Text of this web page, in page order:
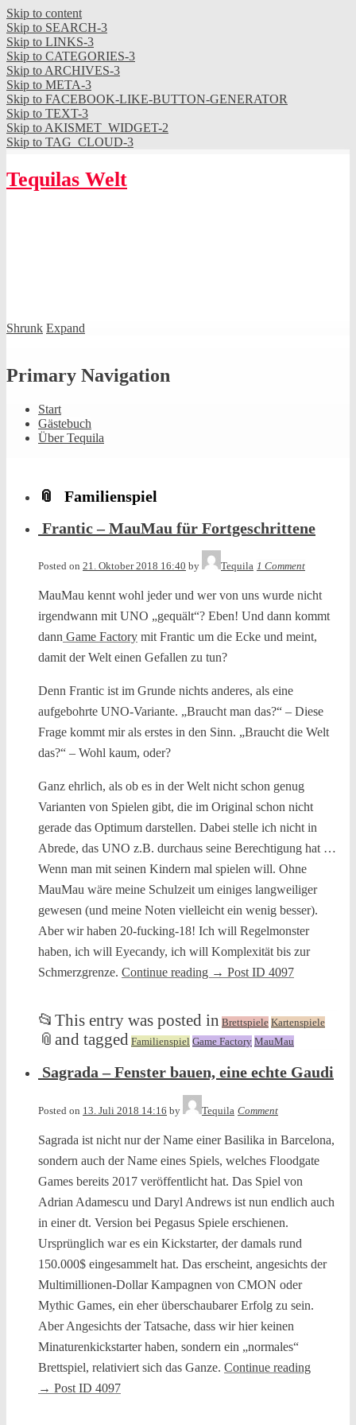
Skip to content
Skip to SEARCH-3
Skip to LINKS-3
Skip to CATEGORIES-3
Skip to ARCHIVES-3
Skip to META-3
Skip to FACEBOOK-LIKE-BUTTON-GENERATOR
Skip to TEXT-3
Skip to AKISMET_WIDGET-2
Skip to TAG_CLOUD-3
Tequilas Welt
Shrunk Expand
Primary Navigation
Start
Gästebuch
Über Tequila
Familienspiel
Frantic – MauMau für Fortgeschrittene
Posted on 21. Oktober 2018 16:40 by Tequila 1 Comment
MauMau kennt wohl jeder und wer von uns wurde nicht
irgendwann mit UNO „gequält“? Eben! Und dann kommt
dann Game Factory mit Frantic um die Ecke und meint,
damit der Welt einen Gefallen zu tun?
Denn Frantic ist im Grunde nichts anderes, als eine
aufgebohrte UNO-Variante. „Braucht man das?“ – Diese
Frage kommt mir als erstes in den Sinn. „Braucht die Welt
das?“ – Wohl kaum, oder?
Ganz ehrlich, als ob es in der Welt nicht schon genug
Varianten von Spielen gibt, die im Original schon nicht
gerade das Optimum darstellen. Dabei stelle ich nicht in
Abrede, das UNO z.B. durchaus seine Berechtigung hat …
Wenn man mit seinen Kindern mal spielen will. Ohne
MauMau wäre meine Schulzeit um einiges langweiliger
gewesen (und meine Noten vielleicht ein wenig besser).
Aber wir haben 20-fucking-18! Ich will Regelmonster
haben, ich will Eyecandy, ich will Komplexität bis zur
Schmerzgrenze. Continue reading → Post ID 4097
📂 This entry was posted in Brettspiele Kartenspiele
📎 and tagged Familienspiel Game Factory MauMau
Sagrada – Fenster bauen, eine echte Gaudi
Posted on 13. Juli 2018 14:16 by Tequila Comment
Sagrada ist nicht nur der Name einer Basilika in Barcelona,
sondern auch der Name eines Spiels, welches Floodgate
Games bereits 2017 veröffentlicht hat. Das Spiel von
Adrian Adamescu und Daryl Andrews ist nun endlich auch
in einer dt. Version bei Pegasus Spiele erschienen.
Ursprünglich war es ein Kickstarter, der damals rund
150.000$ eingesammelt hat. Das erscheint, angesichts der
Multimillionen-Dollar Kampagnen von CMON oder
Mythic Games, ein eher überschaubarer Erfolg zu sein.
Aber Angesichts der Tatsache, dass wir hier keinen
Minaturenkickstarter haben, sondern ein „normales“
Brettspiel, relativiert sich das Ganze. Continue reading
→ Post ID 4097